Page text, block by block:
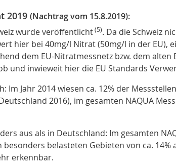
2019(Nachtrag vom 15.8.2019):
wurde veröffentlicht(5). Da die Schweiz
hier bei 40mg/l Nitrat (50mg/l in der
dem EU-Nitratmessnetz bzw. dem alten
und inwieweit hier die EU Standards
Im Jahr 2014 wiesen ca. 12% der
2016), im gesamten NAQUA
aus als in Deutschland: Im gesamten
besonders belasteten Gebieten von ca.
erkennbar.